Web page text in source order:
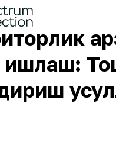
ишлаш: